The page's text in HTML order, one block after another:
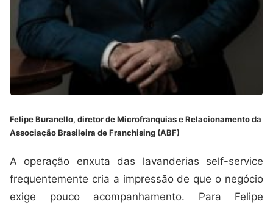
Felipe Buranello, diretor de Microfranquias e Relacionamento da
Associação Brasileira de Franchising (ABF)
A operação enxuta das lavanderias self-service
frequentemente cria a impressão de que o negócio
exige pouco acompanhamento. Para Felipe